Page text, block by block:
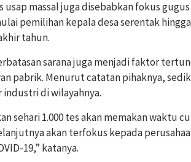
usap massal juga disebabkan fokus
pemilihan kepala desa serentak
tahun.
sarana juga menjadi faktor
pabrik. Menurut catatan pihaknya,
di wilayahnya.
sehari 1.000 tes akan memakan waktu
akan terfokus kepada
19,” katanya.